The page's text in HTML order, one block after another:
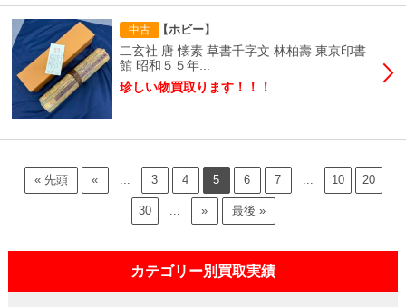
中古 【ホビー】
二玄社 唐 懐素 草書千字文 林柏壽 東京印書
館 昭和５５年...
珍しい物買取ります！！！
« 先頭 « ... 3 4 5 6 7 ... 10 20
30 ... » 最後 »
カテゴリー別買取実績